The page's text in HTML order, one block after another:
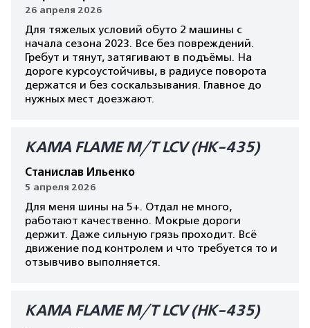
26 апреля 2026
Для тяжелых условий обуто 2 машины с
начала сезона 2023. Все без повреждений.
Гребут и тянут, затягивают в подъёмы. На
дороге курсоустойчивы, в радиусе поворота
держатся и без соскальзывания. Главное до
нужных мест доезжают.
КАМА FLAME M/T LCV (HK-435)
Станислав Ильенко
5 апреля 2026
Для меня шины на 5+. Отдал не много,
работают качественно. Мокрые дороги
держит. Даже сильную грязь проходит. Всё
движение под контролем и что требуется то и
отзывчиво выполняется.
КАМА FLAME M/T LCV (HK-435)